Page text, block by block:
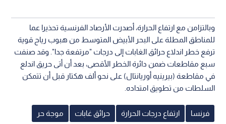
وبالتزامن مع ارتفاع الحرارة، أصدرت الأرصاد الفرنسية تحذيرا عما
للمناطق المطلة على البحر الأبيض المتوسط من هبوب رياح قوية
ترفع خطر اندلاع حرائق الغابات إلى درجات "مرتفعة جدا". وقد صنفت
سبع مقاطعات ضمن دائرة الخطر الأقصى، بعد أن أتى حريق اندلع
في مقاطعة (بيرينيه أوريانتال) على نحو ألف هكتار قبل أن تتمكن
السلطات من تطويق امتداده.
فرنسا ارتفاع درجات الحرارة حرائق غابات موجة حر